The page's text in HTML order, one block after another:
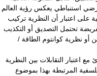
فرضي استنباطي يعكس رؤية العالم
على اعتبار أن النظرية تركيب
تحتمل التصديق أو التكذيب
أو نظرية كوانتوم الطاقة /
اعتبار التقابلات بين النظرية
المرتبطة بهذا بموضوع